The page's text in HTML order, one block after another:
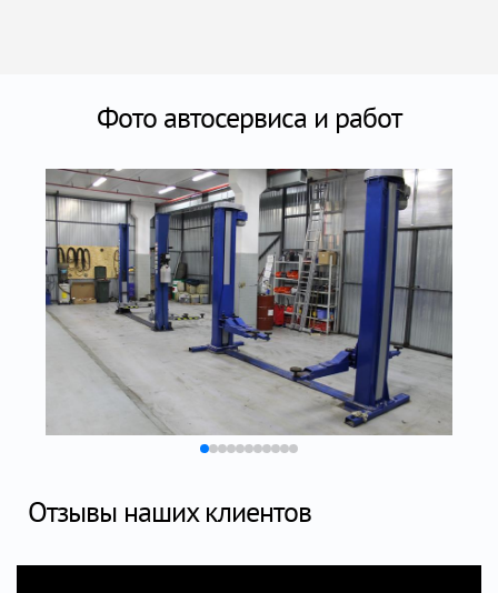
Фото автосервиса и работ
Отзывы наших клиентов